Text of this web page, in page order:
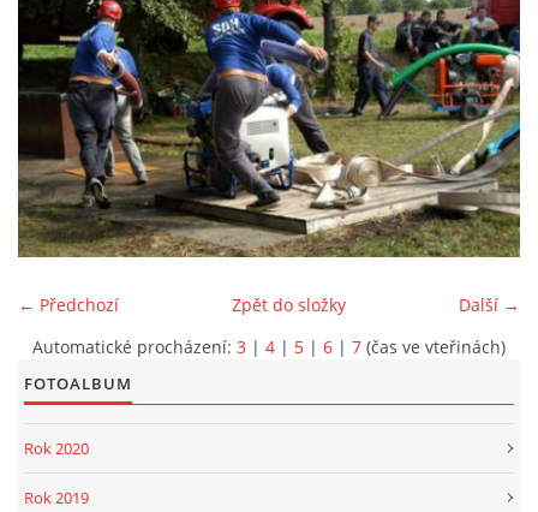
KROUŽEK MLADÝCH HASIČŮ
OHLÁŠENÍ PÁLENÍ
KONTAKT
PROJEKT DOPRAVNÍ AUTOMOBIL
SH ČMS - Sbor dobrovolných hasičů Havlovice
← Předchozí Další →
Zpět do složky
Automatické procházení: 3 | 4 | 5 | 6 | 7 (čas ve vteřinách)
FOTOALBUM
Rok 2020
Rok 2019